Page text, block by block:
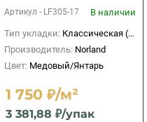
Артикул - LF305-17
В наличии
Тип укладки: Классическая (прямая)
Производитель: Norland
Цвет: Медовый/Янтарь
1 750 ₽/м²
3 381,88 ₽/упак